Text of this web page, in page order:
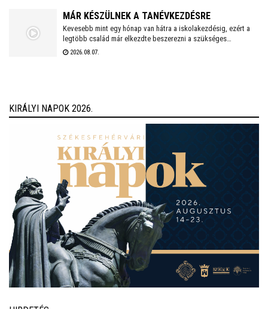
MÁR KÉSZÜLNEK A TANÉVKEZDÉSRE
Kevesebb mint egy hónap van hátra a iskolakezdésig, ezért a
legtöbb család már elkezdte beszerezni a szükséges
tanszereket. A fehérvári papír-írószer üzletek már július eleje
2026.08.07.
KIRÁLYI NAPOK 2026.